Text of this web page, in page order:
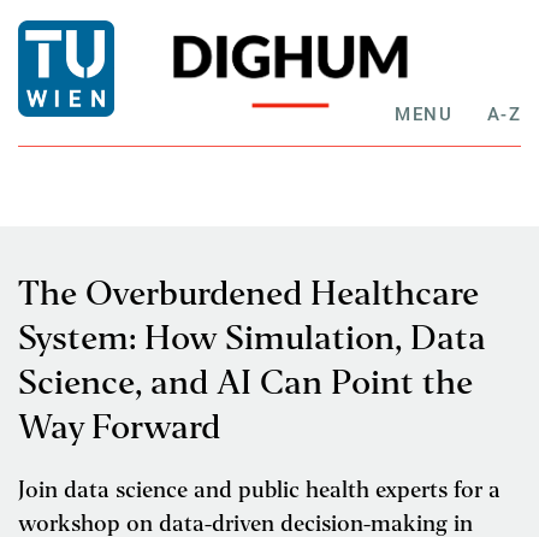
MENU A-Z
The Overburdened Healthcare
System: How Simulation, Data
Science, and AI Can Point the
Way Forward
Join data science and public health experts for a
workshop on data-driven decision-making in